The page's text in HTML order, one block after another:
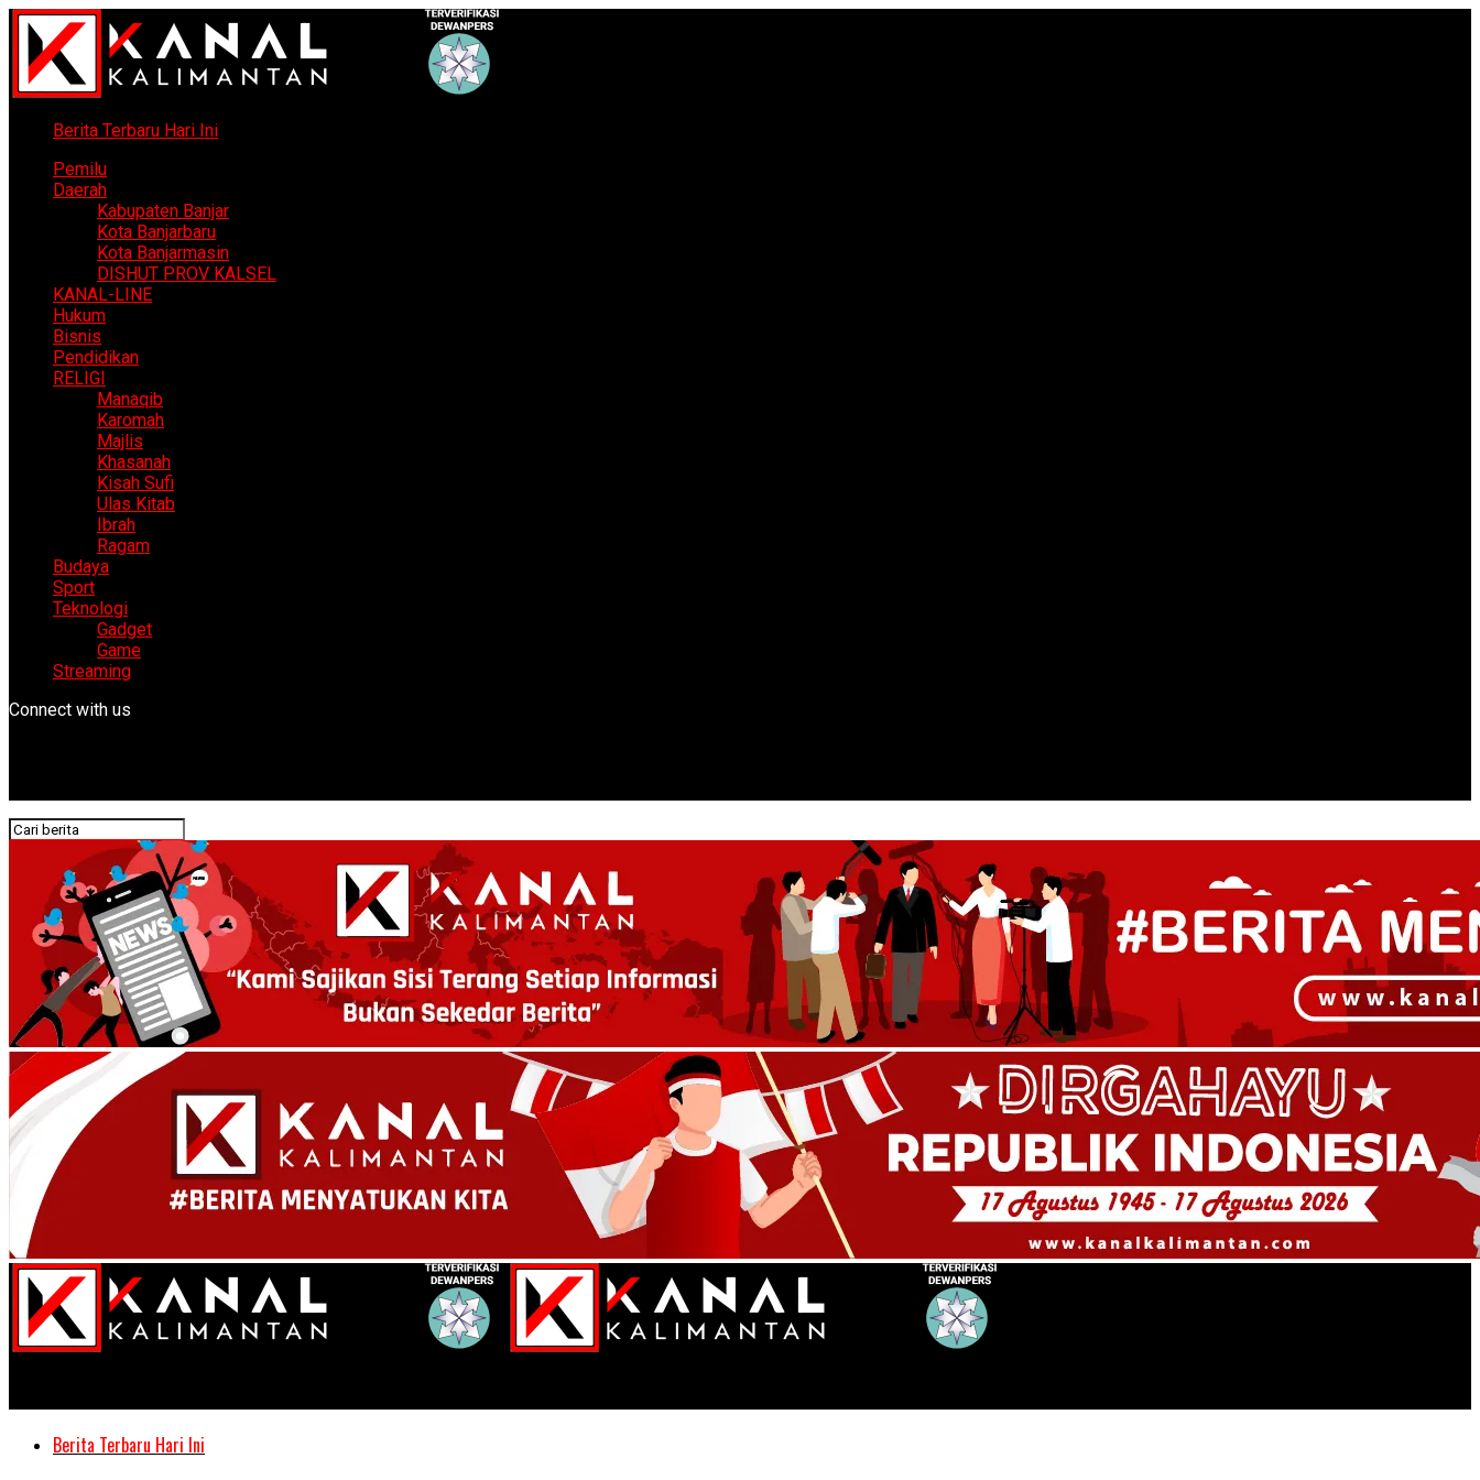
Berita Terbaru Hari Ini
Pemilu
Daerah
Kabupaten Banjar
Kota Banjarbaru
Kota Banjarmasin
DISHUT PROV KALSEL
KANAL-LINE
Hukum
Bisnis
Pendidikan
RELIGI
Manaqib
Karomah
Majlis
Khasanah
Kisah Sufi
Ulas Kitab
Ibrah
Ragam
Budaya
Sport
Teknologi
Gadget
Game
Streaming
Connect with us
Berita Terbaru Hari Ini